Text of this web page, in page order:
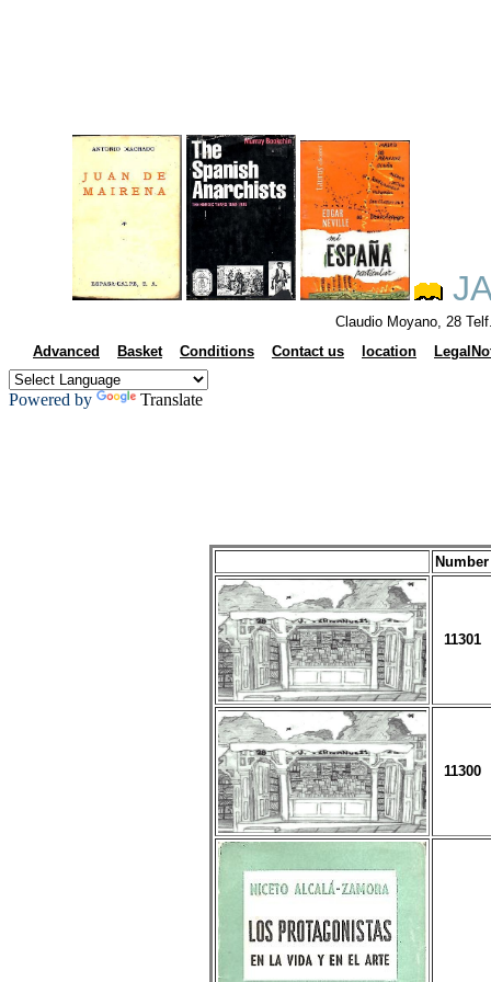
Claudio Moyano, 28
Advanced
Basket Conditions Contact us location
Powered by Translate
Number
11301
11300